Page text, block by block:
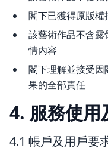
閣下已獲得原版
該藝術作品不含
情內容
閣下理解並接受
果的全部責任
4. 服務使用
4.1 帳戶及用戶要